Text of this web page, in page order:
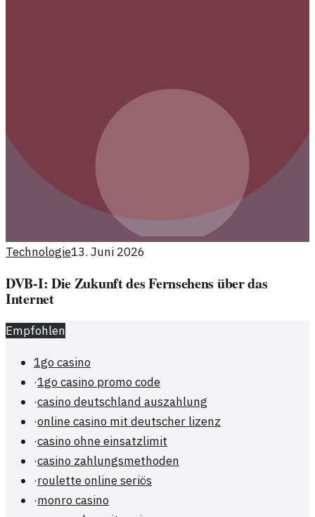
Technologie13. Juni 2026
DVB-I: Die Zukunft des Fernsehens über das
Internet
Empfohlen
1go casino
·1go casino promo code
·casino deutschland auszahlung
·online casino mit deutscher lizenz
·casino ohne einsatzlimit
·casino zahlungsmethoden
·roulette online seriös
·monro casino